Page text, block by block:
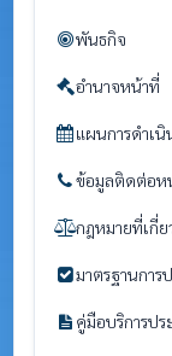
พันธกิจ
อำนาจหน้าที่
แผนการดำเนิ
ข้อมูลติดต่อห
กฎหมายที่เกี่ย
มาตรฐานการ
คู่มือบริการปร